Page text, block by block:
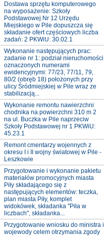
Dostawa sprzętu komputerowego
na wyposażenie: Szkoły
Podstawowej Nr 12 Urzędu
Miejskiego w Pile dopuszcza się
składanie ofert częściowych liczba
zadań: 2 PKWiU: 30.02.1
Wykonanie następujących prac:
zadanie nr 1: podział nieruchomości
oznaczonych numerami
ewidencyjnymi: 77/23, 77/11, 79,
80/2 (obręb 18) położonych przy
ulicy Śródmiejskiej w Pile wraz ze
stabilizacją...
Wykonanie remontu nawierzchni
chodnika na powierzchni 310 m 2
na ul. Buczka w Pile naprzeciw
Szkoły Podstawowej nr 1 PKWiU:
45.23.1
Remont cmentarzy wojennych z
okresu I i II wojny światowej w Pile -
Leszkowie
Przygotowanie i wykonanie pakietu
materiałów promocyjnych miasta
Piły składającego się z
następujących elementów: teczka,
plan miasta Piły, komplet
widokówek, składanka "Piła w
liczbach", składanka...
Przygotowanie wniosku do ministra i
wojewody celem otrzymania zgody